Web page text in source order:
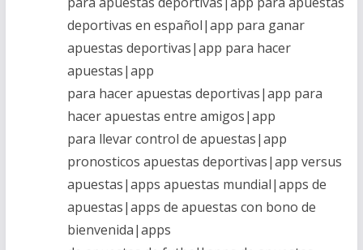
deportivas en español|app para ganar
apuestas deportivas|app para hacer
apuestas|app
para hacer apuestas deportivas|app para
hacer apuestas entre amigos|app
para llevar control de apuestas|app
pronosticos apuestas deportivas|app versus
apuestas|apps apuestas mundial|apps de
apuestas|apps de apuestas con bono de
bienvenida|apps